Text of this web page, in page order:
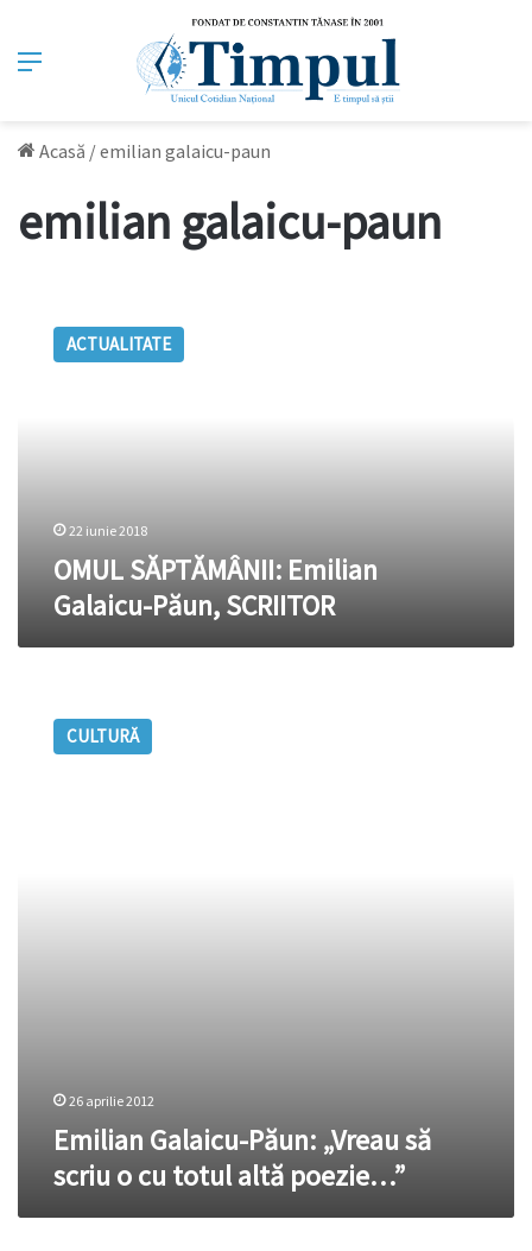
Meniu
Acasă /emilian galaicu-paun
emilian galaicu-paun
SĂPTĂMÂNII:
EmilianACTUALITATE
22 iunie 2018
OMUL SĂPTĂMÂNII: Emilian
Galaicu-Păun, SCRIITOR
Galaicu-
CULTURĂ
26 aprilie 2012
Emilian Galaicu-Păun: „Vreau să
scriu o cu totul altă poezie…”